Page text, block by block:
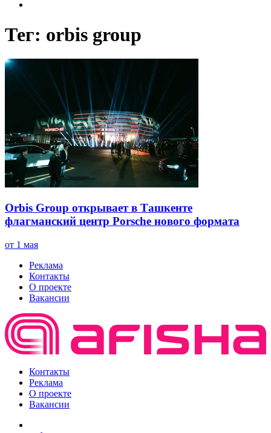
Тег: orbis group
Orbis Group открывает в Ташкенте
флагманский центр Porsche нового формата
от 1 мая
Реклама
Контакты
О проекте
Вакансии
Контакты
Реклама
О проекте
Вакансии